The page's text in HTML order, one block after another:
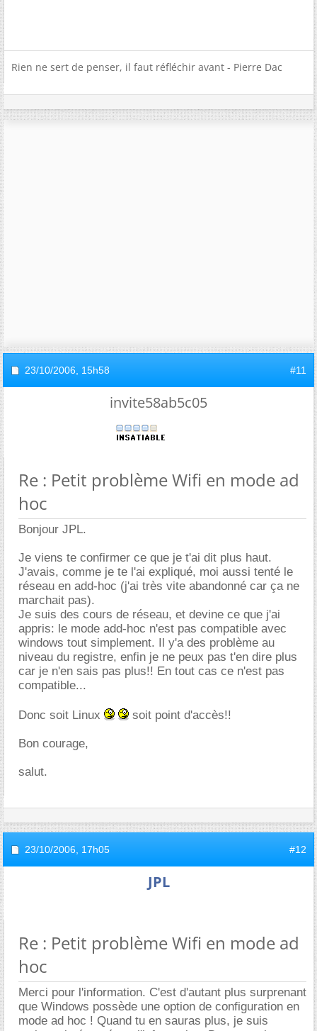
Rien ne sert de penser, il faut réfléchir avant - Pierre Dac
23/10/2006, 15h58 #11
invite58ab5c05
Re : Petit problème Wifi en mode ad
hoc
Bonjour JPL.
Je viens te confirmer ce que je t'ai dit plus haut.
J'avais, comme je te l'ai expliqué, moi aussi tenté le
réseau en add-hoc (j'ai très vite abandonné car ça ne
marchait pas).
Je suis des cours de réseau, et devine ce que j'ai
appris: le mode add-hoc n'est pas compatible avec
windows tout simplement. Il y'a des problème au
niveau du registre, enfin je ne peux pas t'en dire plus
car je n'en sais pas plus!! En tout cas ce n'est pas
compatible...
Donc soit Linux soit point d'accès!!
Bon courage,
salut.
23/10/2006, 17h05 #12
JPL
Re : Petit problème Wifi en mode ad
hoc
Merci pour l'information. C'est d'autant plus surprenant
que Windows possède une option de configuration en
mode ad hoc ! Quand tu en sauras plus, je suis